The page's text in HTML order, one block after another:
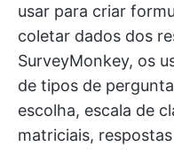
usar para criar
coletar dados dos
SurveyMonkey, os
de tipos de
escolha, escala de
matriciais,